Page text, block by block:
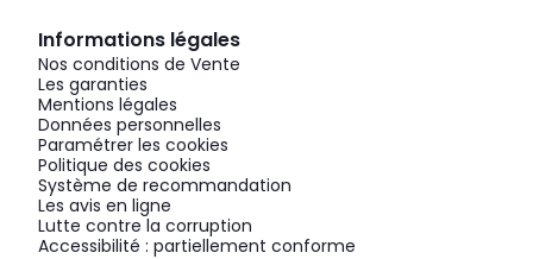
Informations légales
Nos conditions de Vente
Les garanties
Mentions légales
Données personnelles
Paramétrer les cookies
Politique des cookies
Système de recommandation
Les avis en ligne
Lutte contre la corruption
Accessibilité : partiellement conforme